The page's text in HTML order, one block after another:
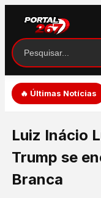
🔥 Últimas Notícias
de expressão e
Luiz Inácio
Trump se
Branca